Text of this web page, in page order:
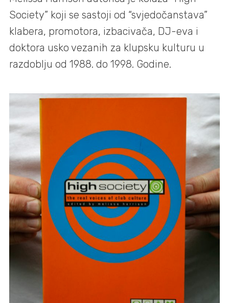
Society” koji se sastoji od “svjedočanstava”
klabera, promotora, izbacivača, DJ-eva i
doktora usko vezanih za klupsku kulturu u
razdoblju od 1988. do 1998. Godine.